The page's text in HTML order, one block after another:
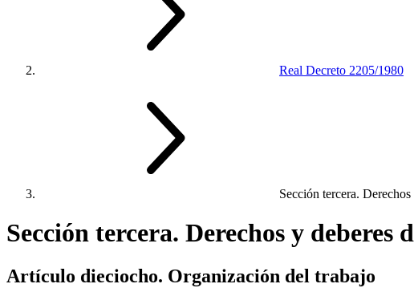
Real Decreto 2205/1980
Sección tercera.
Sección tercera. Derechos y deberes
Artículo dieciocho. Organización del trabajo